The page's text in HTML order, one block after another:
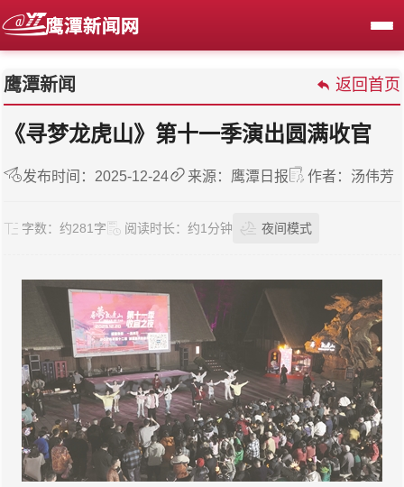
鹰潭新闻 返回首页
《寻梦龙虎山》第十一季演出圆满收官
发布时间：2025-12-24 来源：鹰潭日报 作者：汤伟芳
字数： 约281字 阅读时长： 约1分钟 夜间模式